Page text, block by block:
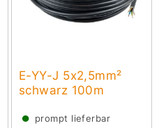
E-YY-J 5x2,5mm²
schwarz 100m
● prompt lieferbar